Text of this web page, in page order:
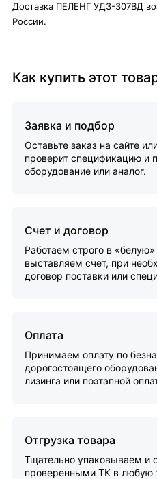
Доставка ПЕЛЕНГ УД3-307ВД
России.
Как купить этот
Заявка и подбор
Оставьте заказ на сайте
проверит спецификацию и
оборудование или аналог.
Счет и договор
Работаем строго в
выставляем счет, при
договор поставки или
Оплата
Принимаем оплату по
дорогостоящего
лизинга или поэтапной
Отгрузка товара
Тщательно упаковываем и
проверенными ТК в любую